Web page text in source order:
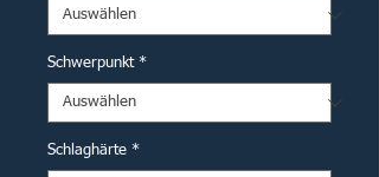
Schwerpunkt *
Schlaghärte *